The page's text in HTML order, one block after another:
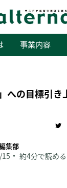
事業内容
の目標引き
集部
約4分で読める